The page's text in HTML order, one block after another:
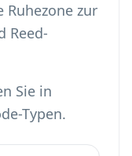
zur
Reed-
Sie in
Typen.